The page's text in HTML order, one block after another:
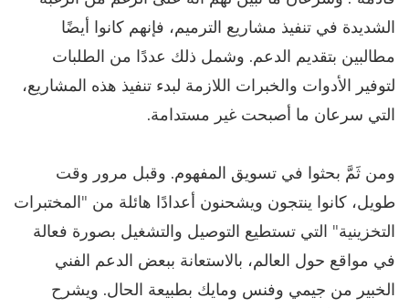
الشديدة في تنفيذ مشاريع الترميم، فإنهم كانوا أيضًا
مطالبين بتقديم الدعم. وشمل ذلك عددًا من الطلبات
لتوفير الأدوات والخبرات اللازمة لبدء تنفيذ هذه المشاريع،
التي سرعان ما أصبحت غير مستدامة.
ومن ثَمَّ بحثوا في تسويق المفهوم. وقبل مرور وقت
طويل، كانوا ينتجون ويشحنون أعدادًا هائلة من "المختبرات
التخزينية" التي تستطيع التوصيل والتشغيل بصورة فعالة
في مواقع حول العالم، بالاستعانة ببعض الدعم الفني
الخبير من جيمي وفنس ومايك بطبيعة الحال. ويشرح